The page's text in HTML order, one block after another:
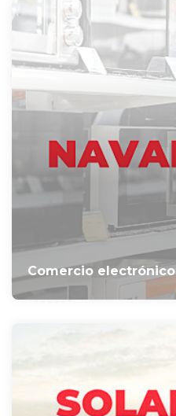
Comercio electrónico